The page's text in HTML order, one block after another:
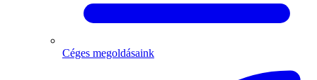
Céges megoldásaink